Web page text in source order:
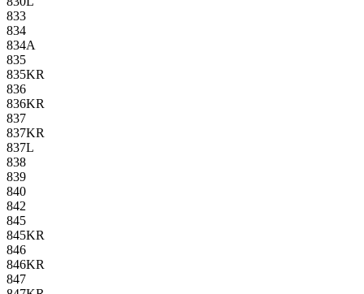
833
834
834A
835
835KR
836
836KR
837
837KR
837L
838
839
840
842
845
845KR
846
846KR
847